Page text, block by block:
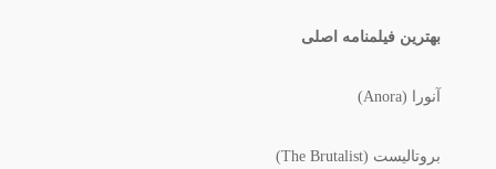
بهترین فیلمنامه اصلی
آنورا (Anora)
بروتالیست (The Brutalist)